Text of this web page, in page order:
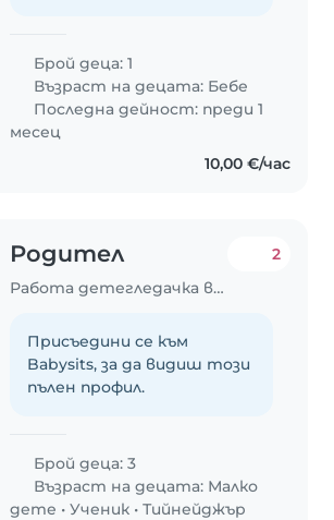
Брой деца: 1
Възраст на децата: Бебе
Последна дейност: преди 1
месец
10,00 €/час
Родител
Работа детегледачка в Варна
2
Присъедини се към
Babysits, за да видиш този
пълен профил.
Брой деца: 3
Възраст на децата: Малко
дете •Ученик •Тийнейджър